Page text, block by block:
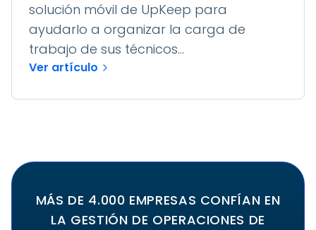
solución móvil de UpKeep para
ayudarlo a organizar la carga de
trabajo de sus técnicos...
Ver artículo
MÁS DE 4.000 EMPRESAS CONFÍAN EN
LA GESTIÓN DE OPERACIONES DE